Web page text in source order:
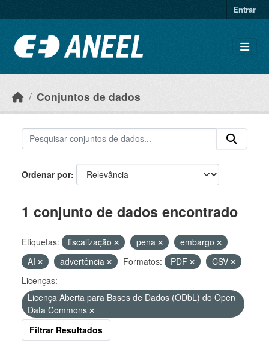
Entrar
Conjuntos de dados
Ordenar por
1 conjunto de dados encontrado
Etiquetas: fiscalização pena
embargo
AI
advertência Formatos: PDF
CSV
Licenças:
Licença Aberta para Bases de Dados (ODbL) do Open
Data Commons
Filtrar Resultados